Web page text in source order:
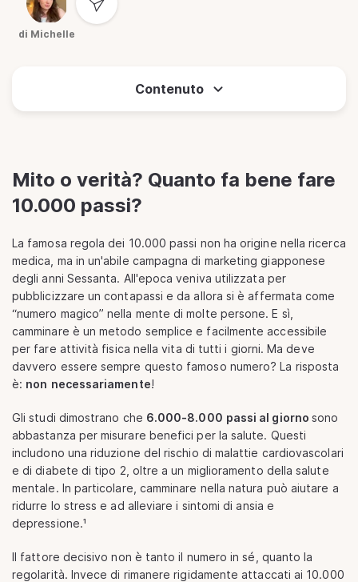
di Michelle
Contenuto
Mito o verità? Quanto fa bene fare
10.000 passi?
La famosa regola dei 10.000 passi non ha origine nella ricerca
medica, ma in un'abile campagna di marketing giapponese
degli anni Sessanta. All'epoca veniva utilizzata per
pubblicizzare un contapassi e da allora si è affermata come
“numero magico” nella mente di molte persone. E sì,
camminare è un metodo semplice e facilmente accessibile
per fare attività fisica nella vita di tutti i giorni. Ma deve
davvero essere sempre questo famoso numero? La risposta
è: non necessariamente!
Gli studi dimostrano che 6.000-8.000 passi al giorno sono
abbastanza per misurare benefici per la salute. Questi
includono una riduzione del rischio di malattie cardiovascolari
e di diabete di tipo 2, oltre a un miglioramento della salute
mentale. In particolare, camminare nella natura può aiutare a
ridurre lo stress e ad alleviare i sintomi di ansia e
depressione.¹
Il fattore decisivo non è tanto il numero in sé, quanto la
regolarità. Invece di rimanere rigidamente attaccati ai 10.000